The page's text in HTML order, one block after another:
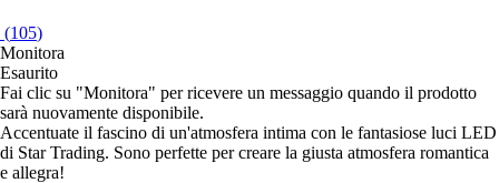
(105)
Monitora
Esaurito
Fai clic su "Monitora" per ricevere un messaggio quando il prodotto
sarà nuovamente disponibile.
Accentuate il fascino di un'atmosfera intima con le fantasiose luci LED
di Star Trading. Sono perfette per creare la giusta atmosfera romantica
e allegra!